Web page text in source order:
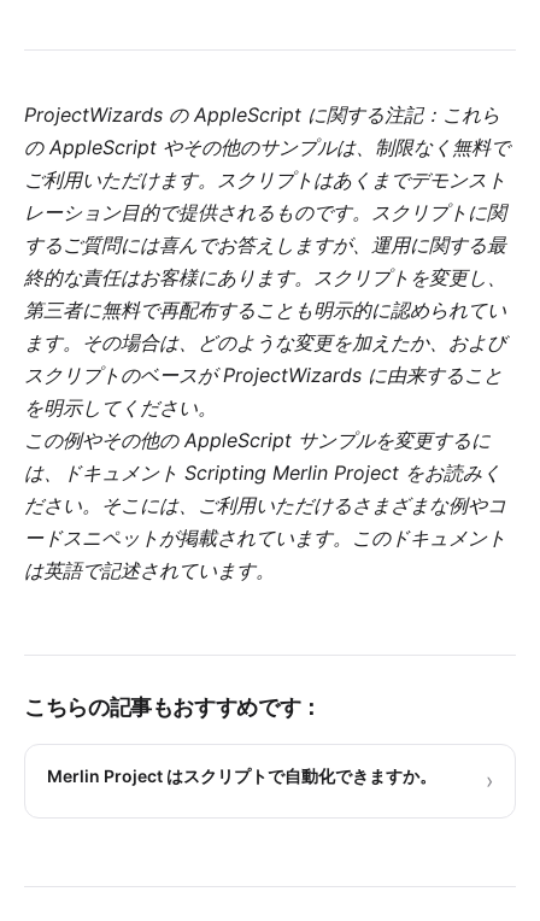
ProjectWizards の AppleScript に関する注記：これら
の AppleScript やその他のサンプルは、制限なく無料で
ご利用いただけます。スクリプトはあくまでデモンスト
レーション目的で提供されるものです。スクリプトに関
するご質問には喜んでお答えしますが、運用に関する最
終的な責任はお客様にあります。スクリプトを変更し、
第三者に無料で再配布することも明示的に認められてい
ます。その場合は、どのような変更を加えたか、および
スクリプトのベースが ProjectWizards に由来すること
を明示してください。
この例やその他の AppleScript サンプルを変更するに
は、ドキュメント Scripting Merlin Project をお読みく
ださい。そこには、ご利用いただけるさまざまな例やコ
ードスニペットが掲載されています。このドキュメント
は英語で記述されています。
こちらの記事もおすすめです：
Merlin Project はスクリプトで自動化できますか。 ›